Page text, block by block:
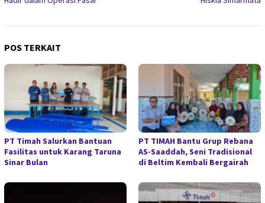
POS TERKAIT
PT Timah Salurkan Bantuan
Fasilitas untuk Karang Taruna
Sinar Bulan
PT TIMAH Bantu Grup Rebana
AS-Saaddah, Seni Tradisional
di Beltim Kembali Bergairah